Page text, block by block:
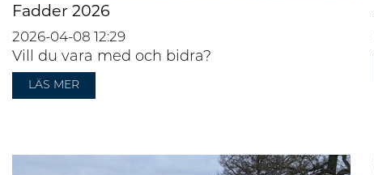
Fadder 2026
2026-04-08 12:29
Vill du vara med och bidra?
LÄS MER